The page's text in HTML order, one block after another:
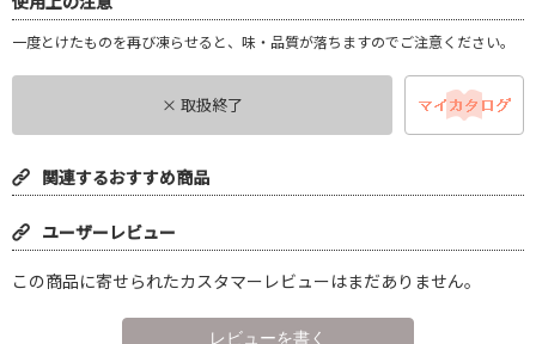
一度とけたものを再び凍らせると、味・品質が落ちますのでご注意ください。
× 取扱終了
関連するおすすめ商品
ユーザーレビュー
この商品に寄せられたカスタマーレビューはまだありません。